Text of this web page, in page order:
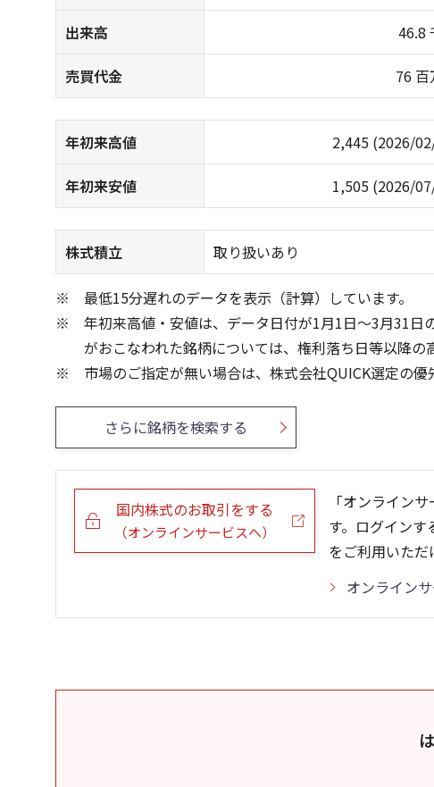
出来高 46.8
売買代金 76 百
年初来高値 2,445 (2026/
年初来安値 1,505 (2026/
株式積立 取り扱いあり
最低15分遅れのデータを表示（計算）しています。
年初来高値・安値は、データ日付が1月1日～3月31
がおこなわれた銘柄については、権利落ち日等以降の
市場のご指定が無い場合は、株式会社QUICK選定の優
さらに銘柄を検索する
国内株式のお取引をする
（オンラインサービスへ）
「オンライン
す。ログイン
をご利用いただ
オンライン